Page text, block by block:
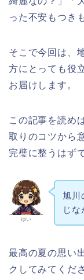
った不安もつき
そこで今回は、
方にとっても役
お届けします。
この記事を読め
取りのコツから
完璧に整うはず
ゆい
旭川
じ
最高の夏の思い
クしてみてくだ